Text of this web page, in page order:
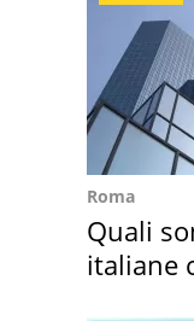
Roma
Quali
italiane